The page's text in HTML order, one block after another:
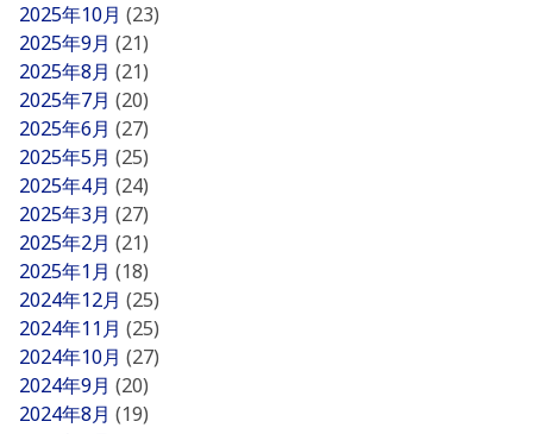
2025年10月 (23)
2025年9月 (21)
2025年8月 (21)
2025年7月 (20)
2025年6月 (27)
2025年5月 (25)
2025年4月 (24)
2025年3月 (27)
2025年2月 (21)
2025年1月 (18)
2024年12月 (25)
2024年11月 (25)
2024年10月 (27)
2024年9月 (20)
2024年8月 (19)